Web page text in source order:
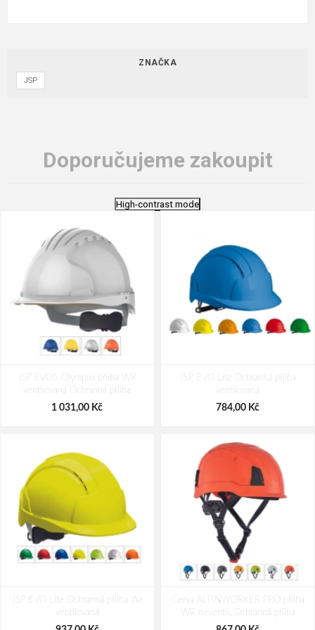
ZNAČKA
JSP
Doporučujeme zakoupit
High-contrast mode
JSP EVO5 Olympus přilba WR
ventilovaná Ochranná přilba
1 031,00 Kč
JSP EVO Lite Ochranná přilba
ventilovaná
784,00 Kč
JSP EVO Lite Ochranná přilba Wr
ventilovaná
Cerva ALPINWORKER PRO přilba
WR neventil. Ochranná přilba